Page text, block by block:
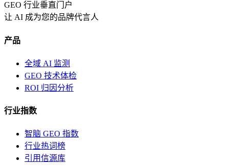
GEO 行业垂直门户
让 AI 成为您的品牌代言人
产品
全域 AI 监测
GEO 技术体检
ROI 归因分析
行业指数
智脑 GEO 指数
行业热词榜
引用信源库